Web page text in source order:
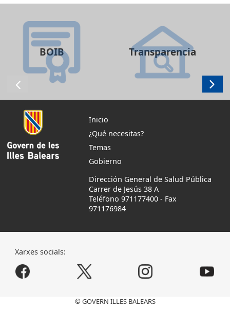
BOIB Transparencia
Inicio
¿Qué necesitas?
Temas
Gobierno
Dirección General de Salud Pública
Carrer de Jesús 38 A
Teléfono 971177400 - Fax
971176984
Xarxes socials:
© GOVERN ILLES BALEARS